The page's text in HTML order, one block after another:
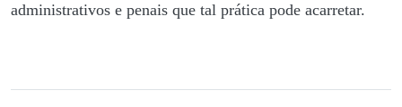
administrativos e penais que tal prática pode acarretar.